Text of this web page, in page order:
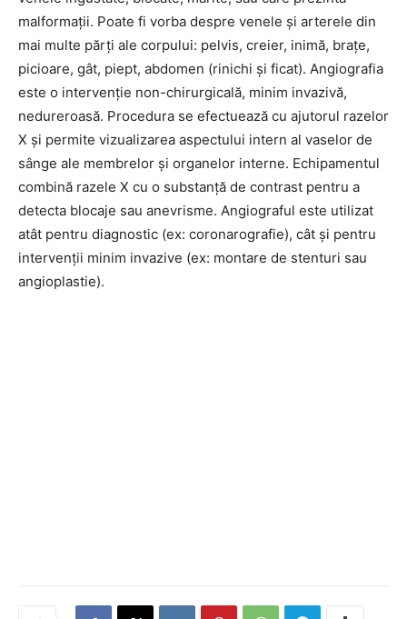
malformații. Poate fi vorba despre venele și arterele din
mai multe părți ale corpului: pelvis, creier, inimă, brațe,
picioare, gât, piept, abdomen (rinichi și ficat). Angiografia
este o intervenție non-chirurgicală, minim invazivă,
nedureroasă. Procedura se efectuează cu ajutorul razelor
X și permite vizualizarea aspectului intern al vaselor de
sânge ale membrelor și organelor interne. Echipamentul
combină razele X cu o substanță de contrast pentru a
detecta blocaje sau anevrisme. Angiograful este utilizat
atât pentru diagnostic (ex: coronarografie), cât și pentru
intervenții minim invazive (ex: montare de stenturi sau
angioplastie).